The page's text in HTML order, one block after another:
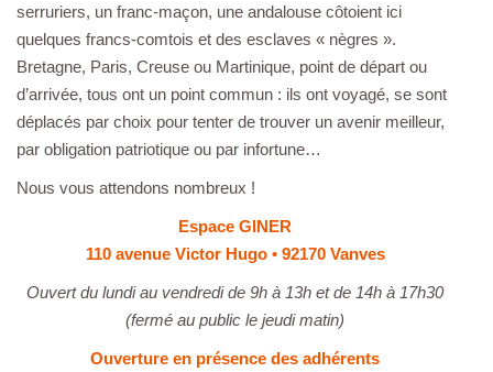
serruriers, un franc-maçon, une andalouse côtoient ici
quelques francs-comtois et des esclaves « nègres ».
Bretagne, Paris, Creuse ou Martinique, point de départ ou
d’arrivée, tous ont un point commun : ils ont voyagé, se sont
déplacés par choix pour tenter de trouver un avenir meilleur,
par obligation patriotique ou par infortune…
Nous vous attendons nombreux !
Espace GINER
110 avenue Victor Hugo • 92170 Vanves
Ouvert du lundi au vendredi de 9h à 13h et de 14h à 17h30
(fermé au public le jeudi matin)
Ouverture en présence des adhérents